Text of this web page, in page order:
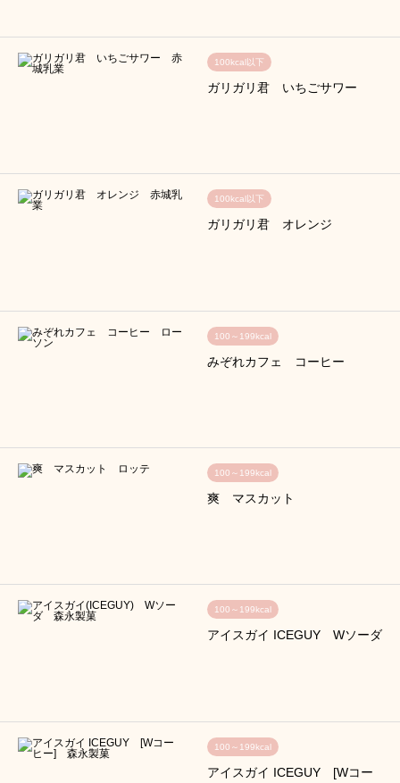
100kcal以下
ガリガリ君 いちごサワー
100kcal以下
ガリガリ君 オレンジ
100～199kcal
みぞれカフェ コーヒー
100～199kcal
爽 マスカット
100～199kcal
アイスガイ ICEGUY Wソーダ
100～199kcal
アイスガイ ICEGUY [Wコー